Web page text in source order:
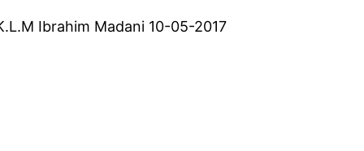
Ibrahim Madani 10-05-2017